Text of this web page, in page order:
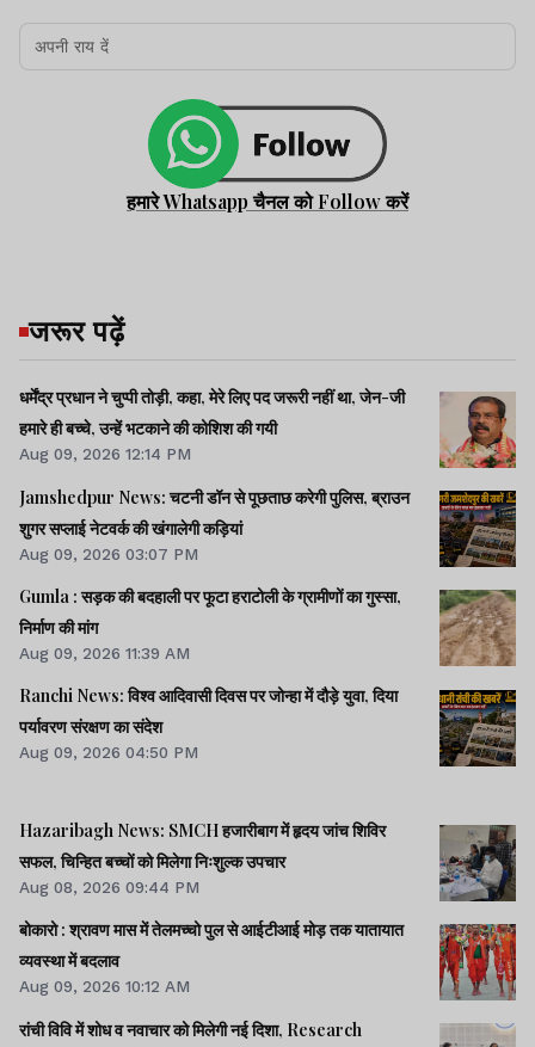
हमारे Whatsapp चैनल को Follow करें
जरूर पढ़ें
धर्मेंद्र प्रधान ने चुप्पी तोड़ी, कहा, मेरे लिए पद जरूरी नहीं था, जेन-जी
हमारे ही बच्चे, उन्हें भटकाने की कोशिश की गयी
Aug 09, 2026 12:14 PM
Jamshedpur News: चटनी डॉन से पूछताछ करेगी पुलिस, ब्राउन
शुगर सप्लाई नेटवर्क की खंगालेगी कड़ियां
Aug 09, 2026 03:07 PM
Gumla : सड़क की बदहाली पर फूटा हराटोली के ग्रामीणों का गुस्सा,
निर्माण की मांग
Aug 09, 2026 11:39 AM
Ranchi News: विश्व आदिवासी दिवस पर जोन्हा में दौड़े युवा, दिया
पर्यावरण संरक्षण का संदेश
Aug 09, 2026 04:50 PM
Hazaribagh News: SMCH हजारीबाग में हृदय जांच शिविर
सफल, चिन्हित बच्चों को मिलेगा निःशुल्क उपचार
Aug 08, 2026 09:44 PM
बोकारो : श्रावण मास में तेलमच्चो पुल से आईटीआई मोड़ तक यातायात
व्यवस्था में बदलाव
Aug 09, 2026 10:12 AM
रांची विवि में शोध व नवाचार को मिलेगी नई दिशा, Research